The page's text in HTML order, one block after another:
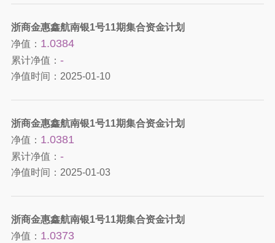
浙商金惠鑫航南银1号11期集合资金计划
净值： 1.0384
累计净值： -
净值时间： 2025-01-10
浙商金惠鑫航南银1号11期集合资金计划
净值： 1.0381
累计净值： -
净值时间： 2025-01-03
浙商金惠鑫航南银1号11期集合资金计划
净值： 1.0373